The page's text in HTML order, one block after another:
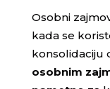
Osobni
kada se
konsolidaciju
osobnim